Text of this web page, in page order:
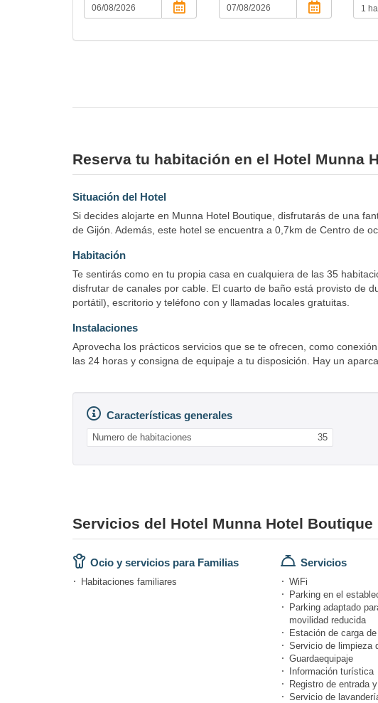
Reserva tu habitación en el Hotel Munna
Situación del Hotel
Si decides alojarte en Munna Hotel Boutique, disfrutarás de una
de Gijón. Además, este hotel se encuentra a 0,7km de Centro de
Habitación
Te sentirás como en tu propia casa en cualquiera de las 35
disfrutar de canales por cable. El cuarto de baño está provisto de
portátil), escritorio y teléfono con y llamadas locales gratuitas.
Instalaciones
Aprovecha los prácticos servicios que se te ofrecen, como
las 24 horas y consigna de equipaje a tu disposición. Hay un
Características generales
Numero de habitaciones 35
Servicios del Hotel Munna Hotel Boutique
Ocio y servicios para Familias
Habitaciones familiares
Servicios
WiFi
Parking en el
Parking adaptado
movilidad reducida
Estación de carga
Servicio de limpieza
Guardaequipaje
Información turística
Registro de entrada
Servicio de